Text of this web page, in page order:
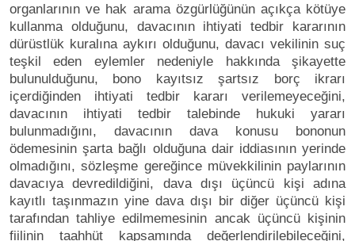
organlarının ve hak arama özgürlüğünün açıkça kötüye
kullanma olduğunu, davacının ihtiyati tedbir kararının
dürüstlük kuralına aykırı olduğunu, davacı vekilinin suç
teşkil eden eylemler nedeniyle hakkında şikayette
bulunulduğunu, bono kayıtsız şartsız borç ikrarı
içerdiğinden ihtiyati tedbir kararı verilemeyeceğini,
davacının ihtiyati tedbir talebinde hukuki yararı
bulunmadığını, davacının dava konusu bononun
ödemesinin şarta bağlı olduğuna dair iddiasının yerinde
olmadığını, sözleşme gereğince müvekkilinin paylarının
davacıya devredildiğini, dava dışı üçüncü kişi adına
kayıtlı taşınmazın yine dava dışı bir diğer üçüncü kişi
tarafından tahliye edilmemesinin ancak üçüncü kişinin
fiilinin taahhüt kapsamında değerlendirilebileceğini,